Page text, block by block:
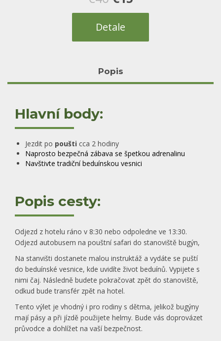
cena
byla:
cena
je:
Detale
Popis
Hlavní body:
Jezdit po poušti cca 2 hodiny
Naprosto bezpečná zábava se špetkou adrenalinu
Navštivte tradiční beduínskou vesnici
Popis cesty:
Odjezd z hotelu ráno v 8:30 nebo odpoledne ve 13:30.
Odjezd autobusem na pouštní safari do stanoviště bugýn,
Na stanvišti dostanete malou instruktáž a vydáte se puští
do beduínské vesnice, kde uvidíte život beduínů. Vypijete s
nimi čaj. Následně budete pokračovat zpět do stanoviště,
odkud bude transfér zpět na hotel.
Tento výlet je vhodný i pro rodiny s dětma, jelikož bugýny
mají pásy a při jízdě použijete helmy. Bude vás doprovázet
průvodce a dohlížet na vaší bezpečnost.